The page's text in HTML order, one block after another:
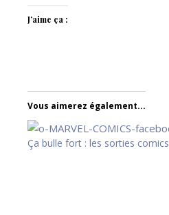
J’aime ça :
Vous aimerez également...
Ça bulle fort : les sorties